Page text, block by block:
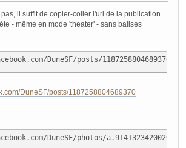
il suffit de copier-coller l'url de la publication
- même en mode 'theater' - sans balises
DuneSF/posts/1187258804689370
DuneSF/posts/1187258804689370
DuneSF/photos/